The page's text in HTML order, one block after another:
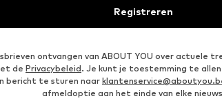
Registreren
ontvangen van ABOUT YOU over actuele
de Privacybeleid. Je kunt je toestemming te
bericht te sturen naar
afmeldoptie aan het einde van elke